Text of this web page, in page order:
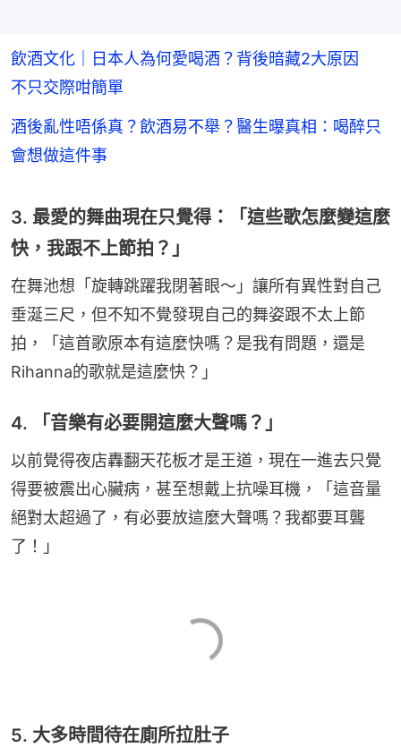
飲酒文化｜日本人為何愛喝酒？背後暗藏2大原因
不只交際咁簡單
酒後亂性唔係真？飲酒易不舉？醫生曝真相：喝醉只
會想做這件事
3. 最愛的舞曲現在只覺得：「這些歌怎麼變這麼
快，我跟不上節拍？」
在舞池想「旋轉跳躍我閉著眼～」讓所有異性對自己
垂涎三尺，但不知不覺發現自己的舞姿跟不太上節
拍，「這首歌原本有這麼快嗎？是我有問題，還是
Rihanna的歌就是這麼快？」
4. 「音樂有必要開這麼大聲嗎？」
以前覺得夜店轟翻天花板才是王道，現在一進去只覺
得要被震出心臟病，甚至想戴上抗噪耳機，「這音量
絕對太超過了，有必要放這麼大聲嗎？我都要耳聾
了！」
5. 大多時間待在廁所拉肚子